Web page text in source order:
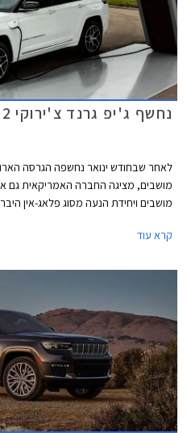
נחשף ג'יפ גרנד צ'ירוקי 2022 היברידי
הרכב של ניו יורק בחודש אוגוסט הקרוב.
קרא עוד